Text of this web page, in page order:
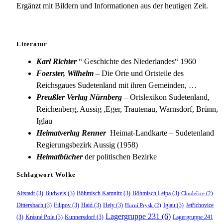
Ergänzt mit Bildern und Informationen aus der heutigen Zeit.
Literatur
Karl Richter“ Geschichte des Niederlandes“ 1960
Foerster, Wilhelm – Die Orte und Ortsteile des
Reichsgaues Sudetenland mit ihren Gemeinden, …
Preußler Verlag Nürnberg – Ortslexikon Sudetenland,
Reichenberg, Aussig ,Eger, Trautenau, Warnsdorf, Brünn,
Iglau
Heimatverlag Renner Heimat-Landkarte – Sudetenland
Regierungsbezirk Aussig (1958)
Heimatbücherder politischen Bezirke
Schlagwort Wolke
Altstadt (3) Budweis (3) Böhmisch Kamnitz (3) Böhmisch Leipa (3) Chudeřice (2)
Dittersbach (3) Filipov (3) Haid (3) Hely (3) Horní Prysk (2) Iglau (3) Jetřichovice
(3) Krásné Pole (3) Kunnersdorf (3) Lagergruppe 231 (6) Lagergruppe 241